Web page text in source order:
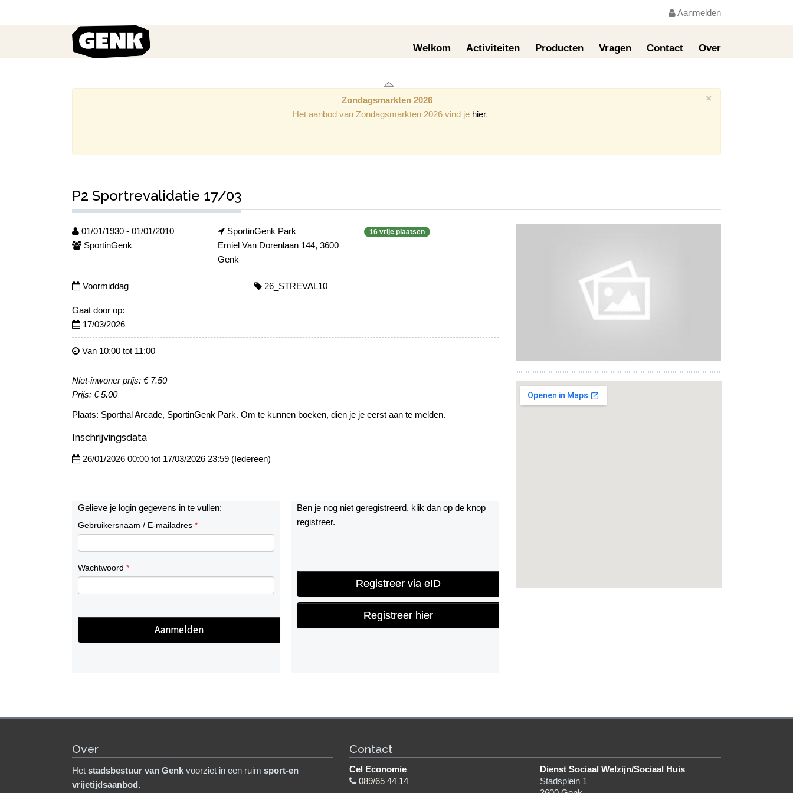
Aanmelden
Welkom Activiteiten Producten Vragen Contact Over
×
Zondagsmarkten 2026
Het aanbod van Zondagsmarkten 2026 vind je hier.
P2 Sportrevalidatie 17/03
01/01/1930 - 01/01/2010
SportinGenk
SportinGenk Park
Emiel Van Dorenlaan 144, 3600
Genk
16 vrije plaatsen
Voormiddag 26_STREVAL10
Gaat door op:
17/03/2026
Van 10:00 tot 11:00
Niet-inwoner prijs: € 7.50
Prijs: € 5.00
Plaats: Sporthal Arcade, SportinGenk Park. Om te kunnen boeken, dien je je eerst aan te melden.
Inschrijvingsdata
26/01/2026 00:00 tot 17/03/2026 23:59 (Iedereen)
Gelieve je login gegevens in te vullen:
Gebruikersnaam / E-mailadres *
Wachtwoord *
Ben je nog niet geregistreerd, klik dan op de knop
registreer.
Registreer via eID
Registreer hier
Over
Het stadsbestuur van Genk voorziet in een ruim sport-en
vrijetijdsaanbod.
Contact
Cel Economie
089/65 44 14
Dienst Sociaal Welzijn/Sociaal Huis
Stadsplein 1